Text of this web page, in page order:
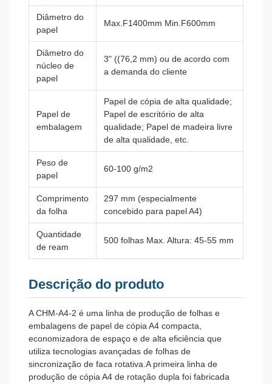
Diâmetro do
papel
Max.F1400mm Min.F600mm
Diâmetro do
núcleo de
papel
3" ((76,2 mm) ou de acordo com
a demanda do cliente
Papel de
embalagem
Papel de cópia de alta qualidade;
Papel de escritório de alta
qualidade; Papel de madeira livre
de alta qualidade, etc.
Peso de
papel
60-100 g/m2
Comprimento
da folha
297 mm (especialmente
concebido para papel A4)
Quantidade
de ream
500 folhas Max. Altura: 45-55 mm
Descrição do produto
A CHM-A4-2 é uma linha de produção de folhas e
embalagens de papel de cópia A4 compacta,
economizadora de espaço e de alta eficiência que
utiliza tecnologias avançadas de folhas de
sincronização de faca rotativa. A primeira linha de
produção de cópia A4 de rotação dupla foi fabricada